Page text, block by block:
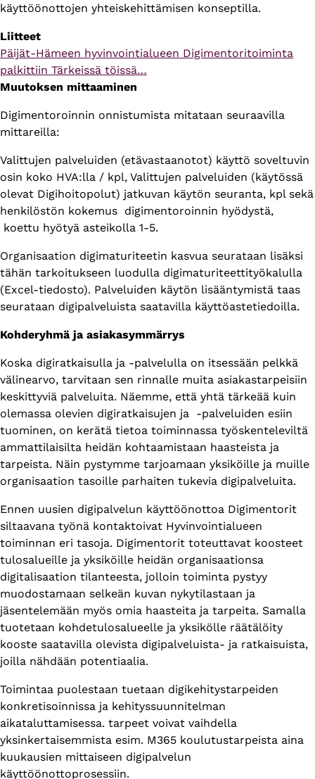
käyttöönottojen yhteiskehittämisen konseptilla.
Liitteet
Verkkosivun
osoite
Päijät-Hämeen hyvinvointialueen Digimentoritoiminta
palkittiin Tärkeissä töissä…
Muutoksen mittaaminen
Digimentoroinnin onnistumista mitataan seuraavilla
mittareilla:
Valittujen palveluiden (etävastaanotot) käyttö soveltuvin
osin koko HVA:lla / kpl, Valittujen palveluiden (käytössä
olevat Digihoitopolut) jatkuvan käytön seuranta, kpl sekä
henkilöstön kokemus digimentoroinnin hyödystä,
koettu hyötyä asteikolla 1-5.
Organisaation digimaturiteetin kasvua seurataan lisäksi
tähän tarkoitukseen luodulla digimaturiteettityökalulla
(Excel-tiedosto). Palveluiden käytön lisääntymistä taas
seurataan digipalveluista saatavilla käyttöastetiedoilla.
Kohderyhmä ja asiakasymmärrys
Koska digiratkaisulla ja -palvelulla on itsessään pelkkä
välinearvo, tarvitaan sen rinnalle muita asiakastarpeisiin
keskittyviä palveluita. Näemme, että yhtä tärkeää kuin
olemassa olevien digiratkaisujen ja -palveluiden esiin
tuominen, on kerätä tietoa toiminnassa työskenteleviltä
ammattilaisilta heidän kohtaamistaan haasteista ja
tarpeista. Näin pystymme tarjoamaan yksiköille ja muille
organisaation tasoille parhaiten tukevia digipalveluita.
Ennen uusien digipalvelun käyttöönottoa Digimentorit
siltaavana työnä kontaktoivat Hyvinvointialueen
toiminnan eri tasoja. Digimentorit toteuttavat koosteet
tulosalueille ja yksiköille heidän organisaationsa
digitalisaation tilanteesta, jolloin toiminta pystyy
muodostamaan selkeän kuvan nykytilastaan ja
jäsentelemään myös omia haasteita ja tarpeita. Samalla
tuotetaan kohdetulosalueelle ja yksikölle räätälöity
kooste saatavilla olevista digipalveluista- ja ratkaisuista,
joilla nähdään potentiaalia.
Toimintaa puolestaan tuetaan digikehitystarpeiden
konkretisoinnissa ja kehityssuunnitelman
aikataluttamisessa. tarpeet voivat vaihdella
yksinkertaisemmista esim. M365 koulutustarpeista aina
kuukausien mittaiseen digipalvelun
käyttöönottoprosessiin.